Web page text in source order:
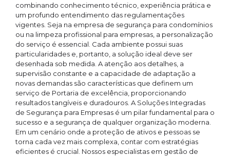
combinando conhecimento técnico, experiência prática e
um profundo entendimento das regulamentações
vigentes. Seja na empresa de segurança para condomínios
ou na limpeza profissional para empresas, a personalização
do serviço é essencial. Cada ambiente possui suas
particularidades e, portanto, a solução ideal deve ser
desenhada sob medida. A atenção aos detalhes, a
supervisão constante e a capacidade de adaptação a
novas demandas são características que definem um
serviço de Portaria de excelência, proporcionando
resultados tangíveis e duradouros. A Soluções Integradas
de Segurança para Empresas é um pilar fundamental para o
sucesso e a segurança de qualquer organização moderna.
Em um cenário onde a proteção de ativos e pessoas se
torna cada vez mais complexa, contar com estratégias
eficientes é crucial. Nossos especialistas em gestão de